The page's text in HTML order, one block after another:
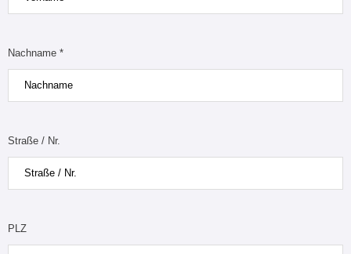
Nachname *
Straße / Nr.
PLZ